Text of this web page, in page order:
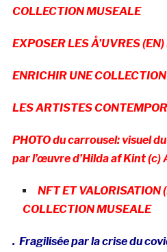
COLLECTION MUSEALE
EXPOSER LES Å’UVRES
ENRICHIR UNE COLLECTION
LES ARTISTES
PHOTO du carrousel: visuel
par l’œuvre d’Hilda af Kint (c)
NFT ET VALORISATION
COLLECTION MUSEALE
. Fragilisée par la crise du